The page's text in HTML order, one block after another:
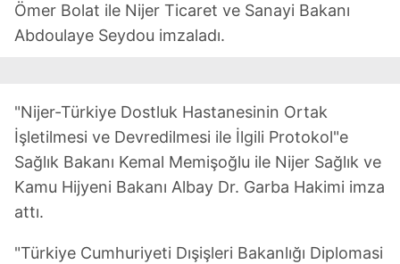
Ömer Bolat ile Nijer Ticaret ve Sanayi Bakanı
Abdoulaye Seydou imzaladı.
"Nijer-Türkiye Dostluk Hastanesinin Ortak
İşletilmesi ve Devredilmesi ile İlgili Protokol"e
Sağlık Bakanı Kemal Memişoğlu ile Nijer Sağlık ve
Kamu Hijyeni Bakanı Albay Dr. Garba Hakimi imza
attı.
"Türkiye Cumhuriyeti Dışişleri Bakanlığı Diplomasi